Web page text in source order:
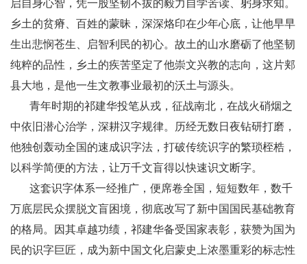
启自身心智，凭一股坚韧不拔的毅力自学苦读、躬身求知。
乡土的贫瘠、百姓的蒙昧，深深烙印在少年心底，让他早早
生出悲悯苍生、启智利民的初心。故土的山水磨砺了他坚韧
纯粹的品性，乡土的疾苦坚定了他崇文兴教的志向，这片郏
县大地，是他一生文教事业最初的沃土与源头。
青年时期的祁建华投笔从戎，征战南北，在战火硝烟之
中依旧潜心治学，深耕汉字规律。历经无数日夜钻研打磨，
他独创轰动全国的速成识字法，打破传统识字的繁琐桎梏，
以科学简便的方法，让万千文盲得以快速识文断字。
这套识字体系一经推广，便席卷全国，短短数年，数千
万底层民众摆脱文盲困境，彻底改写了新中国国民基础教育
的格局。因其卓越功绩，祁建华备受国家表彰，获赞为国为
民的识字巨匠，成为新中国文化启蒙史上浓墨重彩的标志性